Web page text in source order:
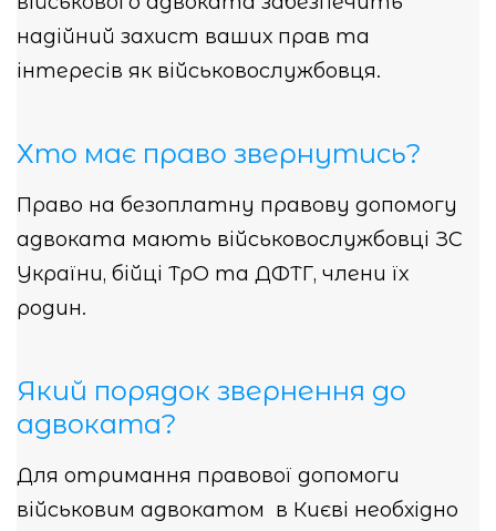
надійний захист ваших прав та
інтересів як військовослужбовця.
Хто має право звернутись?
Право на безоплатну правову допомогу
адвоката мають військовослужбовці ЗС
України, бійці ТрО та ДФТГ, члени їх
родин.
Який порядок звернення до
адвоката?
Для отримання правової допомоги
військовим адвокатом в Києві необхідно